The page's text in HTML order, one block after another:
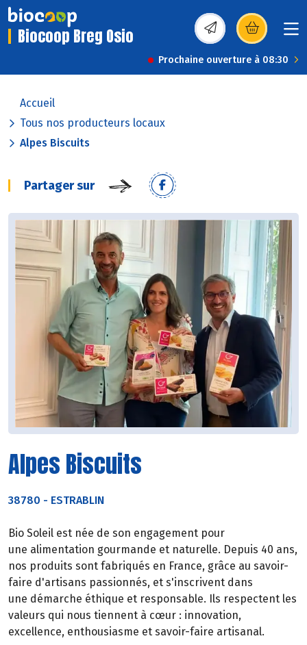
Biocoop Breg Osio (s’ouvre dans une
Prochaine ouverture à 08:30
Accueil
Tous nos producteurs locaux
Alpes Biscuits
Partager sur
Alpes Biscuits
38780 - ESTRABLIN
Bio Soleil est née de son engagement pour
une alimentation gourmande et naturelle. Depuis 40 ans,
nos produits sont fabriqués en France, grâce au savoir-
faire d'artisans passionnés, et s'inscrivent dans
une démarche éthique et responsable. Ils respectent les
valeurs qui nous tiennent à cœur : innovation,
excellence, enthousiasme et savoir-faire artisanal.